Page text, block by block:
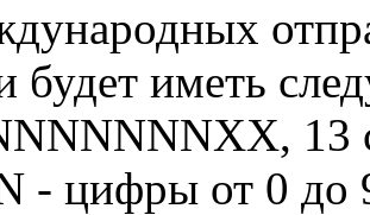
будет иметь
13
- цифры от 0 до